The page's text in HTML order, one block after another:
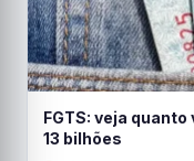
FGTS: veja
13 bilhões